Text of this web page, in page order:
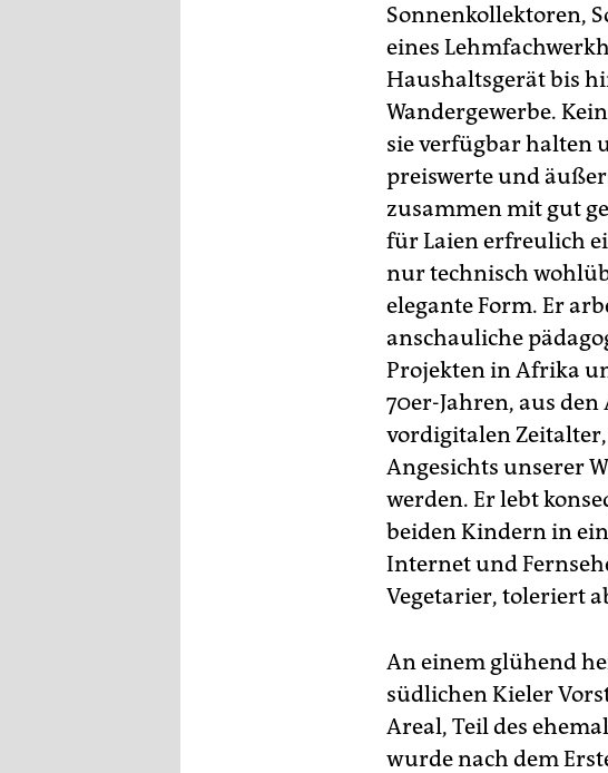
Sonnenkollektoren,
eines
Haushaltsgerät bis
Wandergewerbe.
sie verfügbar halten
preiswerte und
zusammen mit gut
für Laien erfreulich
nur technisch
elegante Form. Er
anschauliche
Projekten in Afrika
70er-Jahren, aus
vordigitalen
Angesichts unserer
werden. Er lebt
beiden Kindern in
Internet und
Vegetarier, toleriert
An einem glühend
südlichen Kieler
Areal, Teil des
wurde nach dem